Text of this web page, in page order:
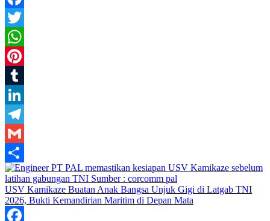
Facebook
Twitter
WhatsApp
Pinterest
Tumblr
LinkedIn
Telegram
Gmail
Share
USV Kamikaze Buatan Anak Bangsa Unjuk Gigi di Latgab TNI
2026, Bukti Kemandirian Maritim di Depan Mata